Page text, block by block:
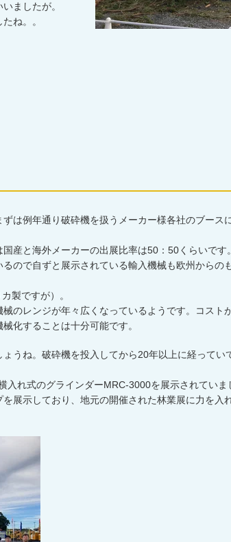
ましたが。
ね。。
は例年通り破砕機を扱うメーカー様各社のブース
産と海外メーカーの出展比率は50：50くらいです。
ので自ずと展示されている輸入機械も欧州からの
製ですが）。
のレンジが年々広くなっているようです。コスト
化することは十分可能です。
うね。破砕機を投入してから20年以上に経ってい
れ式のグラインダーMRC-3000を展示されていま
展示しており、地元の開催された林業展に力を入